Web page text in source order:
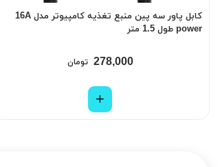
کابل پاور سه پین منبع تغذیه کامپیوتر مدل 16A
power طول 1.5 متر
278,000 تومان